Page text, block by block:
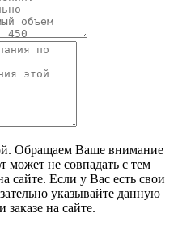
Обращаем Ваше внимание
может не совпадать с тем
сайте. Если у Вас есть свои
указывайте данную
на сайте.